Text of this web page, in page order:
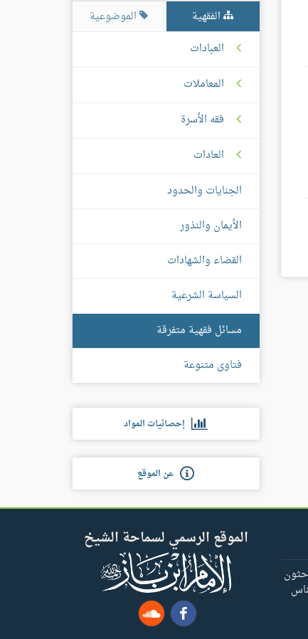
الفقهية
الموضوعية
العبادات
المعاملات
فقه الأسرة
العادات
الجنايات والحدود
الأيمان والنذور
القضاء والشهادات
السياسة الشرعية
مسائل فقهية متفرقة
فتاوى متنوعة
إحصائيات المواد
عن الموقع
الموقع الرسمي لسماحة الشيخ